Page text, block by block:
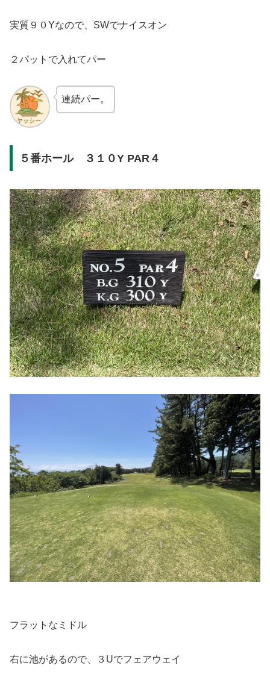
実質９０Yなので、SWでナイスオン
２パットで入れてパー
連続パー。
５番ホール ３１０Y PAR４
フラットなミドル
右に池があるので、３Uでフェアウェイ